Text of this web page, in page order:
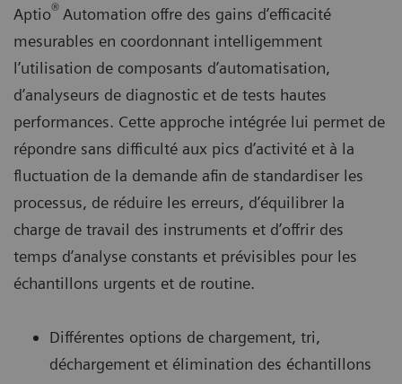
Aptio® Automation offre des gains d’efficacité
mesurables en coordonnant intelligemment
l’utilisation de composants d’automatisation,
d’analyseurs de diagnostic et de tests hautes
performances. Cette approche intégrée lui permet de
répondre sans difficulté aux pics d’activité et à la
fluctuation de la demande afin de standardiser les
processus, de réduire les erreurs, d’équilibrer la
charge de travail des instruments et d’offrir des
temps d’analyse constants et prévisibles pour les
échantillons urgents et de routine.
Différentes options de chargement, tri,
déchargement et élimination des échantillons